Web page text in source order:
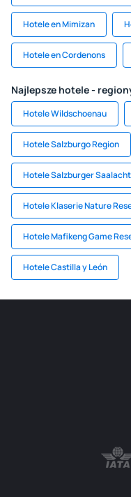
Hotele en Mimizan
Hotele en Cordenons
Najlepsze hotele -
Hotele Wildschoenau
Hotele Salzburgo Region
Hotele Salzburger
Hotele Klaserie Nature
Hotele Mafikeng Game
Hotele Castilla y León